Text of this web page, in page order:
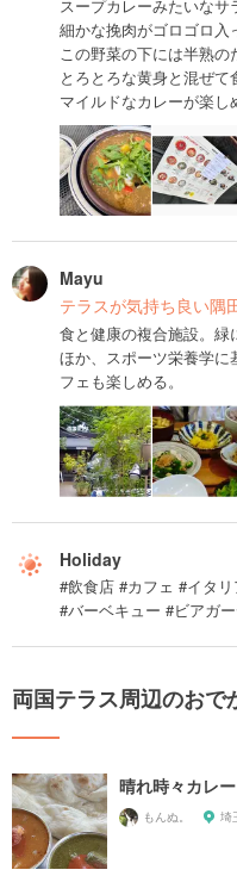
スープカレーみたいなサ
細かな挽肉がゴロゴロ入
この野菜の下には半熟
とろとろな黄身と混ぜて
マイルドなカレーが楽し
Mayu
テラスが気持ち良い
食と健康の複合施設。
ほか、スポーツ栄養学に
フェも楽しめる。
Holiday
#飲食店 #カフェ #イタ
#バーベキュー #ビアガ
両国テラス周辺のおで
晴れ時々カレー
もんぬ。 埼